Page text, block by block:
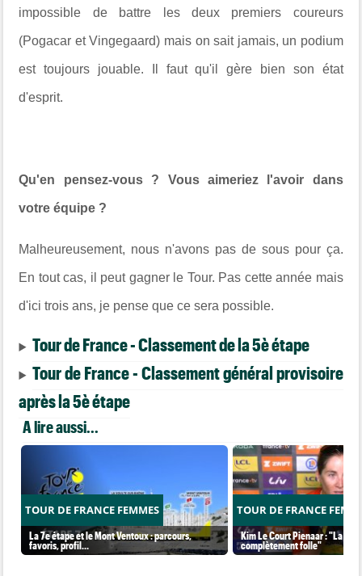
impossible de battre les deux premiers coureurs
(Pogacar et Vingegaard) mais on sait jamais, un podium
est toujours jouable. Il faut qu'il gère bien son état
d'esprit.
Qu'en pensez-vous ? Vous aimeriez l'avoir dans
votre équipe ?
Malheureusement, nous n'avons pas de sous pour ça.
En tout cas, il peut gagner le Tour. Pas cette année mais
d'ici trois ans, je pense que ce sera possible.
Tour de France - Classement de la 5è étape
Tour de France - Classement général provisoire
après la 5è étape
A lire aussi...
TOUR DE FRANCE FEMMES
La 7e étape et le Mont Ventoux : parcours,
favoris, profil…
TOUR DE FRANCE
Kim Le Court Pienaar : "La
complètement folle"